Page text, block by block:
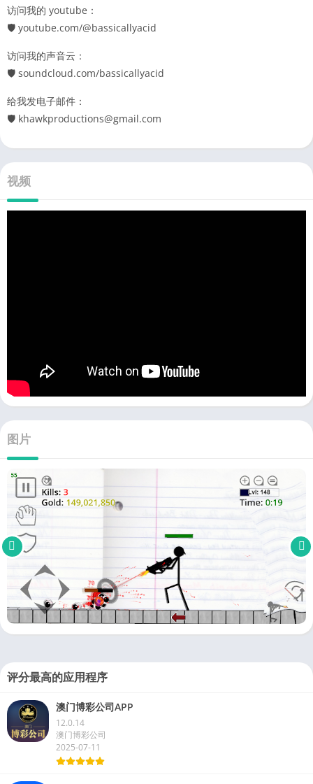
访问我的 youtube：
🛡️ youtube.com/@bassicallyacid
访问我的声音云：
🛡️ soundcloud.com/bassicallyacid
给我发电子邮件：
🛡️ khawkproductions@gmail.com
视频
图片
评分最高的应用程序
澳门博彩公司APP
12.0.14
澳门博彩公司
2025-07-11